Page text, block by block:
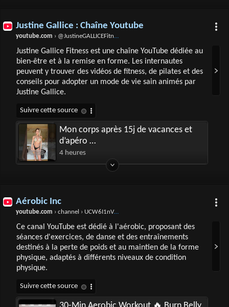
Justine Gallice : Chaîne Youtube
youtube.com › @JustineGALLICEFitness
Justine Gallice Fitness est une chaîne YouTube dédiée au
bien-être et à la remise en forme. Les internautes
peuvent y trouver des vidéos de fitness, de pilates et des
conseils pour adopter un mode de vie sain animés par
Justine Gallice.
Mon corps après 15j de vacances et
d’apéro …
4 heures
Aérobic Inc
youtube.com › channel › UCW6I1nVCr3ZVchfpUZ03PUg
Ce canal YouTube est dédié à l'aérobic, proposant des
séances d'exercices, de danse et des entraînements
destinés à la perte de poids et au maintien de la forme
physique, adaptés à différents niveaux de condition
physique.